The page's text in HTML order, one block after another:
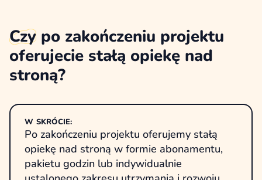
Czy po zakończeniu projektu
oferujecie stałą opiekę nad
stroną?
W SKRÓCIE:
Po zakończeniu projektu oferujemy stałą
opiekę nad stroną w formie abonamentu,
pakietu godzin lub indywidualnie